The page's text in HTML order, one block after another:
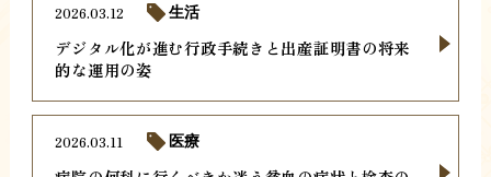
デジタル化が進む行政手続きと出産証明書の将来
的な運用の姿
2026.03.12 生活
2026.03.11 医療